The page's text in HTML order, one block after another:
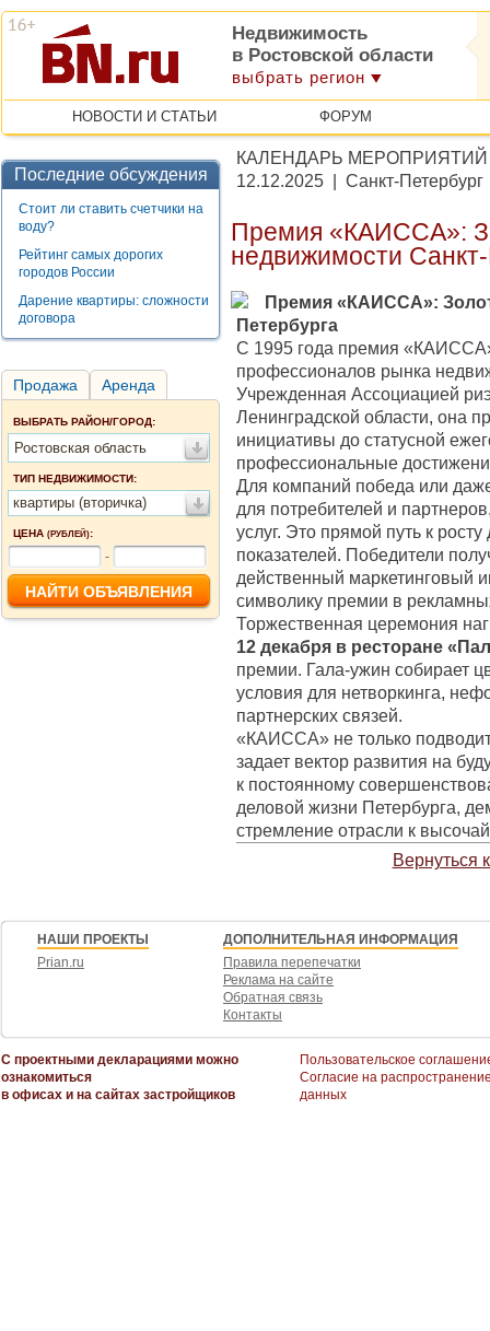
Недвижимость
в Ростовской области
выбрать регион
НОВОСТИ И СТАТЬИ ФОРУМ
Последние обсуждения
Стоит ли ставить счетчики на
воду?
Рейтинг самых дорогих
городов России
Дарение квартиры: сложности
договора
Продажа Аренда
ВЫБРАТЬ РАЙОН/ГОРОД:
Ростовская область
ТИП НЕДВИЖИМОСТИ:
квартиры (вторичка)
ЦЕНА (РУБЛЕЙ):
-
КАЛЕНДАРЬ МЕРОПРИЯТИЙ
12.12.2025 | Санкт-
Премия «КАИССА»:
недвижимости
Премия «КАИССА»:
Петербурга
С 1995 года премия
профессионалов рынка
Учрежденная Ассоциацией
Ленинградской области, она
инициативы до статусной
профессиональные
Для компаний победа или
для потребителей и
услуг. Это прямой путь к
показателей. Победители
действенный маркетинговый
символику премии в
Торжественная церемония
12 декабря в ресторане
премии. Гала-ужин собирает
условия для нетворкинга,
партнерских связей.
«КАИССА» не только
задает вектор развития на
к постоянному
деловой жизни Петербурга,
стремление отрасли к
Вернуться
НАШИ ПРОЕКТЫ
Prian.ru
ДОПОЛНИТЕЛЬНАЯ ИНФОРМАЦИЯ
Правила перепечатки
Реклама на сайте
Обратная связь
Контакты
С проектными декларациями можно
ознакомиться
в офисах и на сайтах застройщиков
Пользовательское
Согласие на
данных